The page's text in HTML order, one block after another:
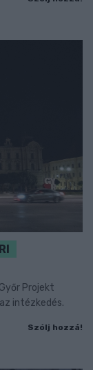
Projekt
intézkedés.
Szólj hozzá!